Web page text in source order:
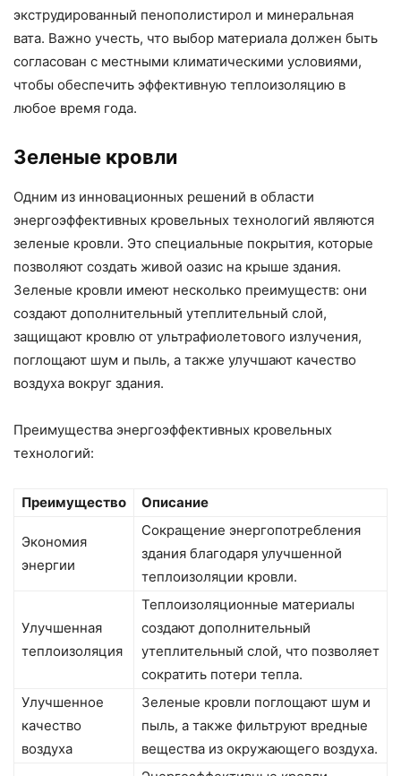
экструдированный пенополистирол и минеральная
вата. Важно учесть, что выбор материала должен быть
согласован с местными климатическими условиями,
чтобы обеспечить эффективную теплоизоляцию в
любое время года.
Зеленые кровли
Одним из инновационных решений в области
энергоэффективных кровельных технологий являются
зеленые кровли. Это специальные покрытия, которые
позволяют создать живой оазис на крыше здания.
Зеленые кровли имеют несколько преимуществ: они
создают дополнительный утеплительный слой,
защищают кровлю от ультрафиолетового излучения,
поглощают шум и пыль, а также улучшают качество
воздуха вокруг здания.
Преимущества энергоэффективных кровельных
технологий:
Преимущество Описание
Экономия
энергии
Сокращение энергопотребления
здания благодаря улучшенной
теплоизоляции кровли.
Улучшенная
теплоизоляция
Теплоизоляционные материалы
создают дополнительный
утеплительный слой, что позволяет
сократить потери тепла.
Улучшенное
качество
воздуха
Зеленые кровли поглощают шум и
пыль, а также фильтруют вредные
вещества из окружающего воздуха.